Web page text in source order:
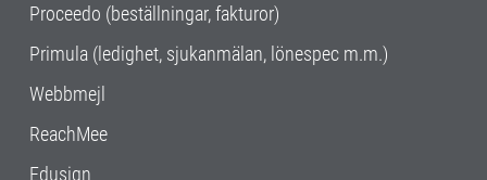
Proceedo (beställningar, fakturor)
Primula (ledighet, sjukanmälan, lönespec m.m.)
Webbmejl
ReachMee
Edusign